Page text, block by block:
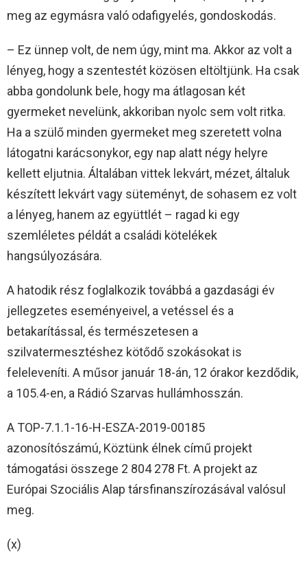
meg az egymásra való odafigyelés, gondoskodás.
– Ez ünnep volt, de nem úgy, mint ma. Akkor az volt a
lényeg, hogy a szentestét közösen eltöltjünk. Ha csak
abba gondolunk bele, hogy ma átlagosan két
gyermeket nevelünk, akkoriban nyolc sem volt ritka.
Ha a szülő minden gyermeket meg szeretett volna
látogatni karácsonykor, egy nap alatt négy helyre
kellett eljutnia. Általában vittek lekvárt, mézet, általuk
készített lekvárt vagy süteményt, de sohasem ez volt
a lényeg, hanem az együttlét – ragad ki egy
szemléletes példát a családi kötelékek
hangsúlyozására.
A hatodik rész foglalkozik továbbá a gazdasági év
jellegzetes eseményeivel, a vetéssel és a
betakarítással, és természetesen a
szilvatermesztéshez kötődő szokásokat is
feleleveníti. A műsor január 18-án, 12 órakor kezdődik,
a 105.4-en, a Rádió Szarvas hullámhosszán.
A TOP-7.1.1-16-H-ESZA-2019-00185
azonosítószámú, Köztünk élnek című projekt
támogatási összege 2 804 278 Ft. A projekt az
Európai Szociális Alap társfinanszírozásával valósul
meg.
(x)